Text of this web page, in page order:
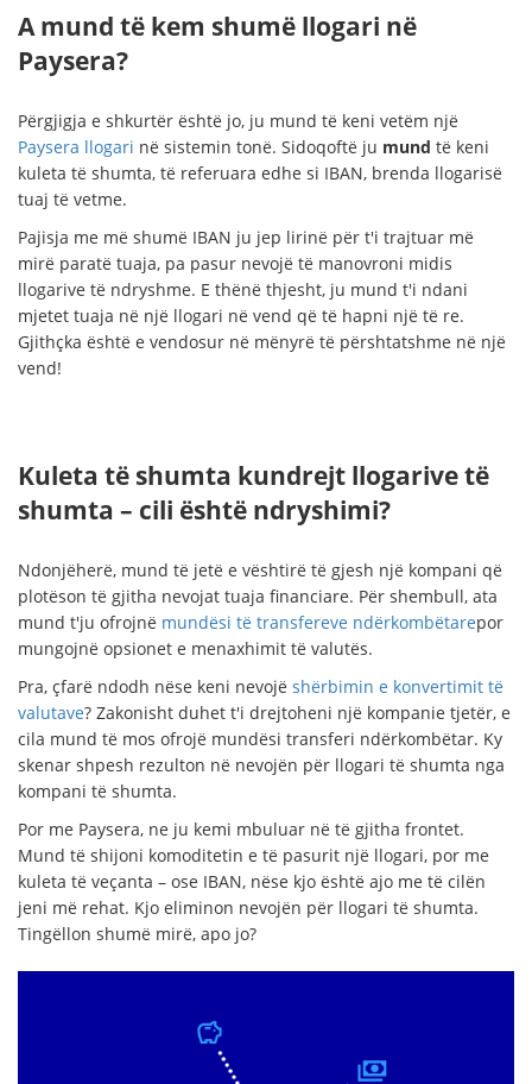
A mund të kem shumë llogari në
Paysera?
Përgjigja e shkurtër është jo, ju mund të keni vetëm një
Paysera llogari në sistemin tonë. Sidoqoftë ju mund të keni
kuleta të shumta, të referuara edhe si IBAN, brenda llogarisë
tuaj të vetme.
Pajisja me më shumë IBAN ju jep lirinë për t'i trajtuar më
mirë paratë tuaja, pa pasur nevojë të manovroni midis
llogarive të ndryshme. E thënë thjesht, ju mund t'i ndani
mjetet tuaja në një llogari në vend që të hapni një të re.
Gjithçka është e vendosur në mënyrë të përshtatshme në një
vend!
Kuleta të shumta kundrejt llogarive të
shumta – cili është ndryshimi?
Ndonjëherë, mund të jetë e vështirë të gjesh një kompani që
plotëson të gjitha nevojat tuaja financiare. Për shembull, ata
mund t'ju ofrojnë mundësi të transfereve ndërkombëtarepor
mungojnë opsionet e menaxhimit të valutës.
Pra, çfarë ndodh nëse keni nevojë shërbimin e konvertimit të
valutave? Zakonisht duhet t'i drejtoheni një kompanie tjetër, e
cila mund të mos ofrojë mundësi transferi ndërkombëtar. Ky
skenar shpesh rezulton në nevojën për llogari të shumta nga
kompani të shumta.
Por me Paysera, ne ju kemi mbuluar në të gjitha frontet.
Mund të shijoni komoditetin e të pasurit një llogari, por me
kuleta të veçanta – ose IBAN, nëse kjo është ajo me të cilën
jeni më rehat. Kjo eliminon nevojën për llogari të shumta.
Tingëllon shumë mirë, apo jo?